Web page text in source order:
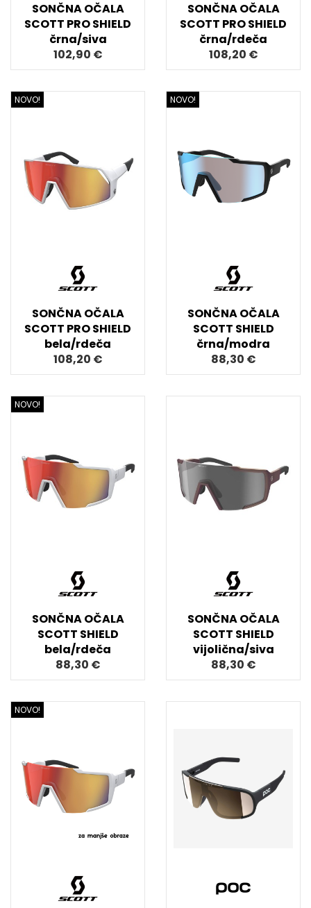
SONČNA OČALA
SCOTT PRO SHIELD
črna/siva
102,90 €
SONČNA OČALA
SCOTT PRO SHIELD
črna/rdeča
108,20 €
NOVO!
SONČNA OČALA
SCOTT PRO SHIELD
bela/rdeča
108,20 €
NOVO!
SONČNA OČALA
SCOTT SHIELD
črna/modra
88,30 €
NOVO!
SONČNA OČALA
SCOTT SHIELD
bela/rdeča
88,30 €
SONČNA OČALA
SCOTT SHIELD
vijolična/siva
88,30 €
NOVO!